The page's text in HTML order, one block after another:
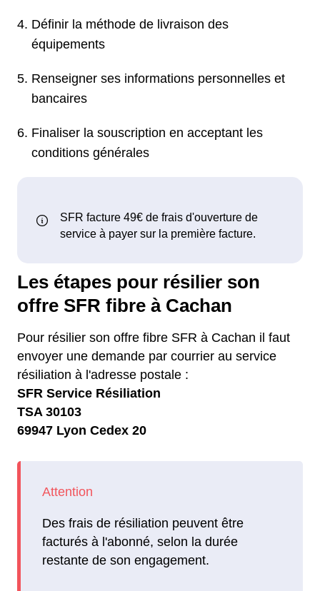
Définir la méthode de livraison des
équipements
Renseigner ses informations personnelles et
bancaires
Finaliser la souscription en acceptant les
conditions générales
Les étapes pour résilier son
offre SFR fibre à Cachan
Pour résilier son offre fibre SFR à Cachan il faut
envoyer une demande par courrier au service
résiliation à l'adresse postale :
SFR Service Résiliation
TSA 30103
69947 Lyon Cedex 20
Des frais de résiliation peuvent être
facturés à l'abonné, selon la durée
restante de son engagement.